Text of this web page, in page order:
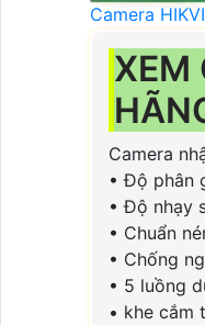
Camera
Camera
Camera
Thiết Bị Mạng
Switch
Switch Dahua
Thiết Bị
Thiết Bị
XEM
Camera
• Độ phân
• Độ nhạy
• Chuẩn
• Chống
• 5 luồng
• khe cắm